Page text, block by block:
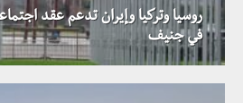
روسيا وتركيا وإيران تدعم عقد
في جنيف